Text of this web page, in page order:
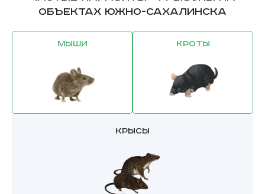
объектах Южно-Сахалинска
Мыши Кроты
Крысы